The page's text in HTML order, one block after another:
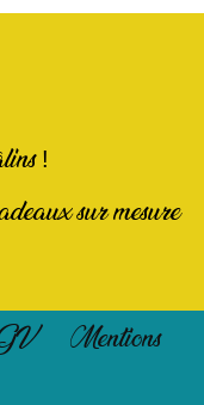
!
sur mesure
Mentions